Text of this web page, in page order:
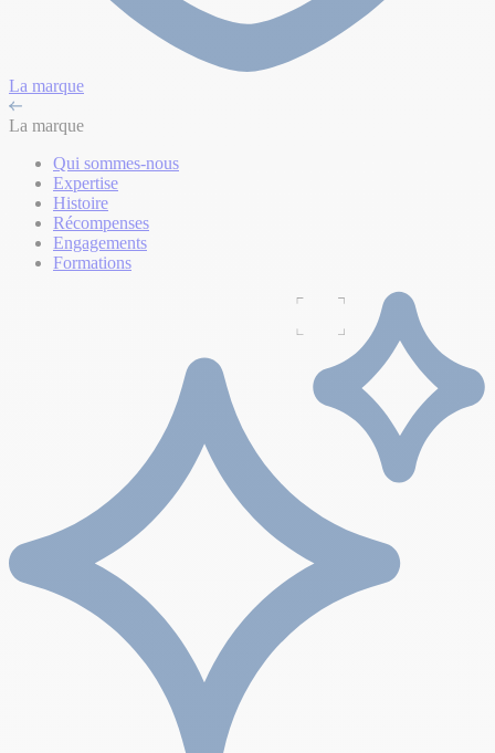
La marque
La marque
Qui sommes-nous
Expertise
Histoire
Récompenses
Engagements
Formations